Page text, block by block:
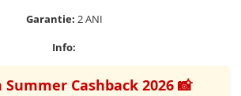
Garantie: 2 ANI
Info:
Cashback 2026 📸